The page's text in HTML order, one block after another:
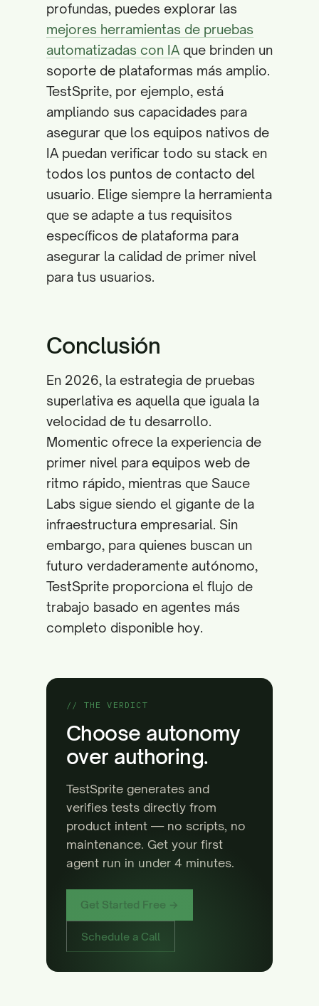
profundas, puedes explorar las
mejores herramientas de pruebas
automatizadas con IA que brinden un
soporte de plataformas más amplio.
TestSprite, por ejemplo, está
ampliando sus capacidades para
asegurar que los equipos nativos de
IA puedan verificar todo su stack en
todos los puntos de contacto del
usuario. Elige siempre la herramienta
que se adapte a tus requisitos
específicos de plataforma para
asegurar la calidad de primer nivel
para tus usuarios.
Conclusión
En 2026, la estrategia de pruebas
superlativa es aquella que iguala la
velocidad de tu desarrollo.
Momentic ofrece la experiencia de
primer nivel para equipos web de
ritmo rápido, mientras que Sauce
Labs sigue siendo el gigante de la
infraestructura empresarial. Sin
embargo, para quienes buscan un
futuro verdaderamente autónomo,
TestSprite proporciona el flujo de
trabajo basado en agentes más
completo disponible hoy.
// THE VERDICT
Choose autonomy
over authoring.
TestSprite generates and
verifies tests directly from
product intent — no scripts, no
maintenance. Get your first
agent run in under 4 minutes.
Get Started Free →
Schedule a Call